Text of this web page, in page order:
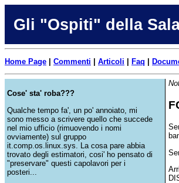
Gli "Ospiti" della
Home Page Commenti Articoli Faq
Cose' sta' roba???
Qualche tempo fa', un po' annoiato, mi
sono messo a scrivere quello che succede
nel mio ufficio (rimuovendo i nomi
ovviamente) sul gruppo
it.comp.os.linux.sys. La cosa pare abbia
trovato degli estimatori, cosi' ho pensato di
"preservare" questi capolavori per i
posteri...